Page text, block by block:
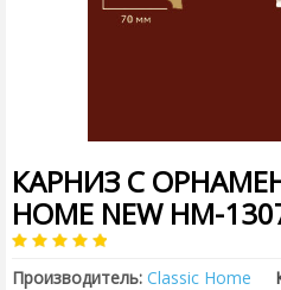
КАРНИЗ С
HOME NEW HM-
Производитель: Classic Home